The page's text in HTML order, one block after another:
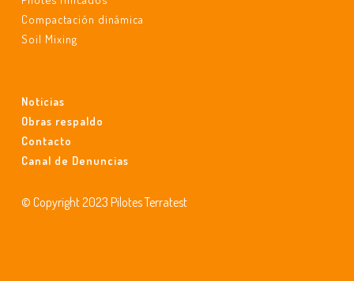
Compactación dinámica
Soil Mixing
Noticias
Obras respaldo
Contacto
Canal de Denuncias
© Copyright 2023 Pilotes Terratest